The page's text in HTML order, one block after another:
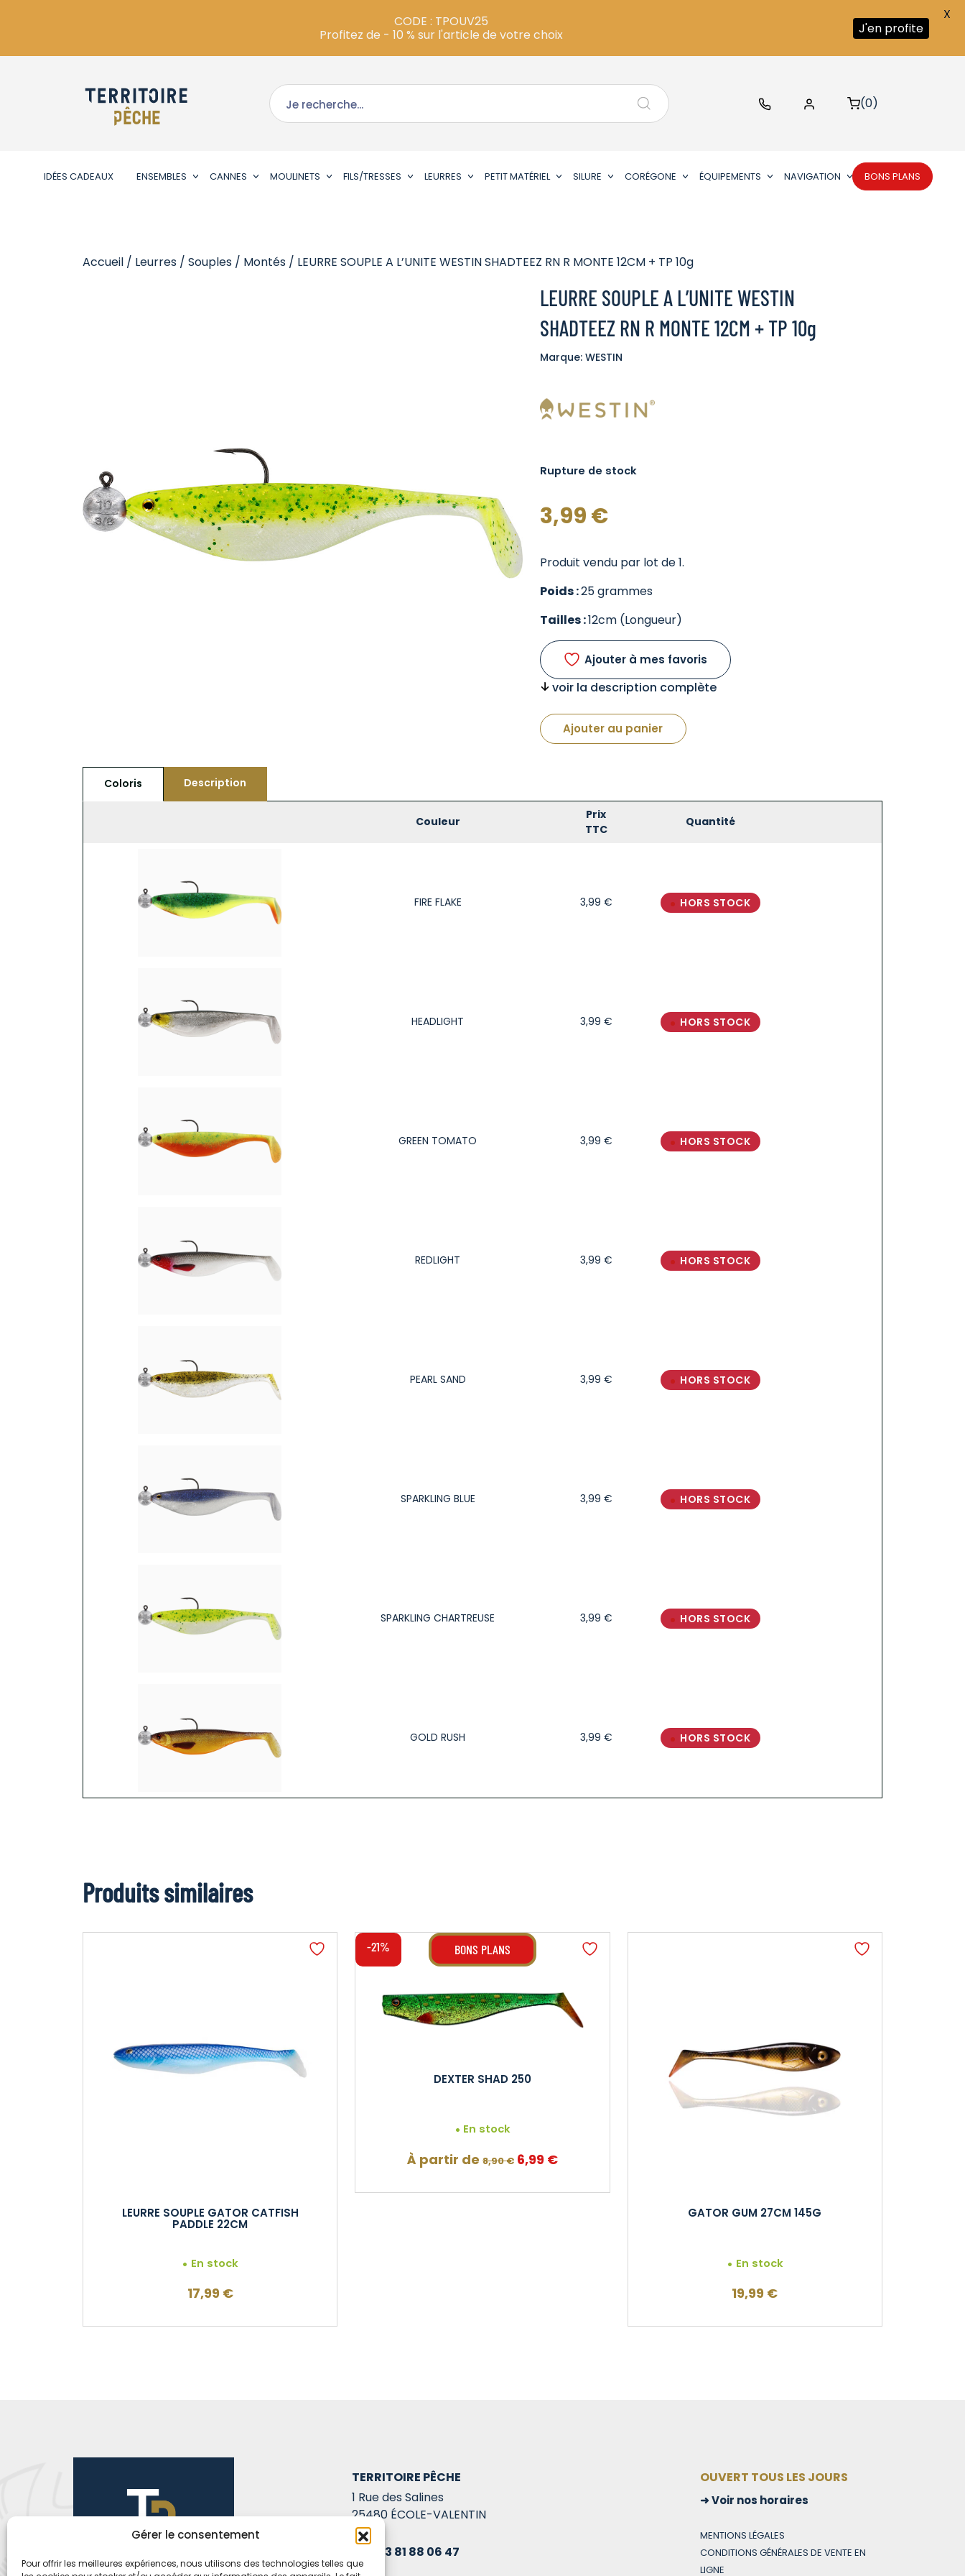
Gérer le consentement
Pour offrir les meilleures expériences, nous utilisons des technologies telles que
(0)
IDÉES CADEAUX ENSEMBLES CANNES MOULINETS FILS/TRESSES LEURRES PETIT MATÉRIEL SILURE CORÉGONE ÉQUIPEMENTS NAVIGATION BONS PLANS
Accueil / Leurres / Souples / Montés / LEURRE SOUPLE A L’UNITE WESTIN SHADTEEZ RN R MONTE 12CM + TP 10g
LEURRE SOUPLE A L’UNITE WESTIN
SHADTEEZ RN R MONTE 12CM + TP 10g
Marque: WESTIN
Rupture de stock
3,99€
Produit vendu par lot de 1.
Poids :25 grammes
Tailles :12cm (Longueur)
Ajouter à mes favoris
voir la description complète
Ajouter au panier
Coloris Description
Couleur
Prix
TTC
Quantité
FIRE FLAKE 3,99 € HORS STOCK
HEADLIGHT 3,99 € HORS STOCK
GREEN TOMATO 3,99 € HORS STOCK
REDLIGHT 3,99 € HORS STOCK
PEARL SAND 3,99 € HORS STOCK
SPARKLING BLUE 3,99 € HORS STOCK
SPARKLING CHARTREUSE 3,99 € HORS STOCK
GOLD RUSH 3,99 € HORS STOCK
Produits similaires
LEURRE SOUPLE GATOR CATFISH
PADDLE 22CM
En stock
17,99 €
-21% BONS PLANS
DEXTER SHAD 250
En stock
À partir de 8,90€ Le
initial
6,99 €Le
actuel
GATOR GUM 27CM 145G
En stock
19,99 €
TERRITOIRE PÊCHE
1 Rue des Salines
25480 ÉCOLE-VALENTIN
03 81 88 06 47
OUVERT TOUS LES JOURS
Voir nos horaires
MENTIONS LÉGALES
CONDITIONS GÉNÉRALES DE VENTE EN
LIGNE
CODE : TPOUV25
Profitez de - 10 % sur l'article de votre choix
J'en profite
X